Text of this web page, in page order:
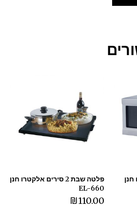
חנן
פלטה שבת 2 סירים אלקטרו חנן
EL-660
₪110.00